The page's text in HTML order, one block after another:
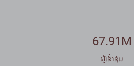
67.91M
ຜູ້ເຂົ້າຊົມ